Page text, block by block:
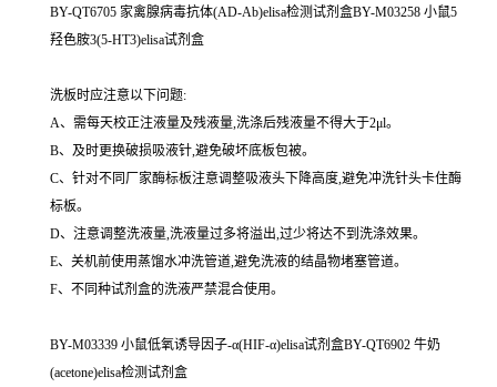
BY-QT6705 家禽腺病毒抗体(AD-Ab)elisa检测试剂盒BY-M03258 小鼠5
羟色胺3(5-HT3)elisa试剂盒
洗板时应注意以下问题:
A、需每天校正注液量及残液量,洗涤后残液量不得大于2μl。
B、及时更换破损吸液针,避免破坏底板包被。
C、针对不同厂家酶标板注意调整吸液头下降高度,避免冲洗针头卡住酶
标板。
D、注意调整洗液量,洗液量过多将溢出,过少将达不到洗涤效果。
E、关机前使用蒸馏水冲洗管道,避免洗液的结晶物堵塞管道。
F、不同种试剂盒的洗液严禁混合使用。
BY-M03339 小鼠低氧诱导因子-α(HIF-α)elisa试剂盒BY-QT6902 牛奶
(acetone)elisa检测试剂盒